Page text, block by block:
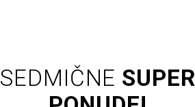
SEDMIČNE SUPER